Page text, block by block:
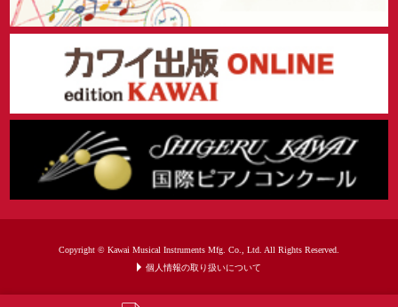
Copyright © Kawai Musical Instruments Mfg. Co., Ltd. All Rights Reserved.
個人情報の取り扱いについて